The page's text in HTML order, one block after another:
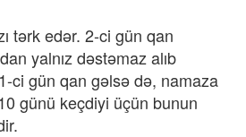
tərk edər. 2-ci gün qan
yalnız dəstəmaz alıb
ci gün qan gəlsə də, namaza
günü keçdiyi üçün bunun